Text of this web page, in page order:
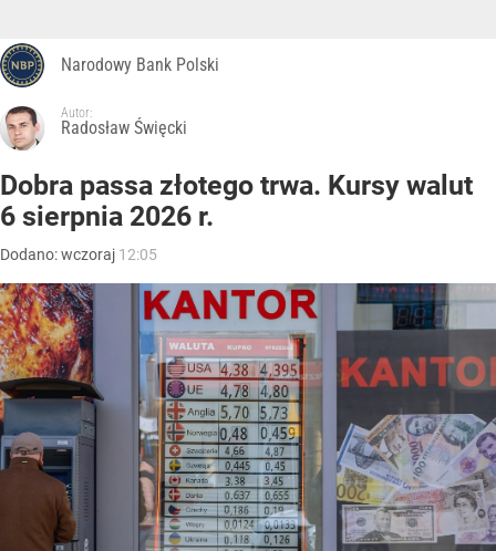
Narodowy Bank Polski
Autor:
Radosław Święcki
Dobra passa złotego trwa. Kursy walut
6 sierpnia 2026 r.
Dodano:wczoraj 12:05